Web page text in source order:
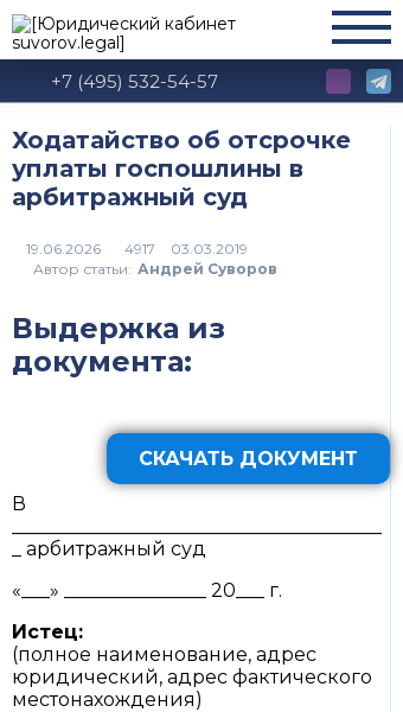
+7 (495) 532-54-57
Ходатайство об отсрочке
уплаты госпошлины в
арбитражный суд
4917
Автор статьи: Андрей Суворов
Выдержка из
документа:
СКАЧАТЬ ДОКУМЕНТ
В
_ арбитражный суд
«___» _______________ 20___ г.
Истец:
(полное наименование, адрес
юридический, адрес фактического
местонахождения)